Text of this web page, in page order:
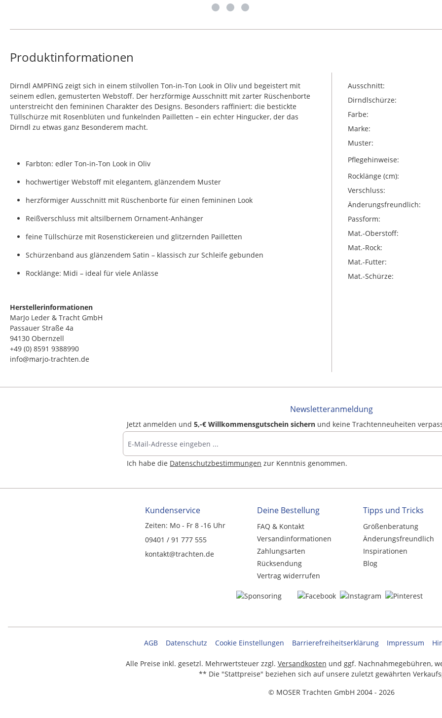
Produktinformationen
Dirndl AMPFING zeigt sich in einem stilvollen Ton-in-Ton Look in Oliv und begeistert mit
seinem edlen, gemusterten Webstoff. Der herzförmige Ausschnitt mit zarter Rüschenborte
unterstreicht den femininen Charakter des Designs. Besonders raffiniert: die bestickte
Tüllschürze mit Rosenblüten und funkelnden Pailletten – ein echter Hingucker, der das
Dirndl zu etwas ganz Besonderem macht.
Farbton: edler Ton-in-Ton Look in Oliv
hochwertiger Webstoff mit elegantem, glänzendem Muster
herzförmiger Ausschnitt mit Rüschenborte für einen femininen Look
Reißverschluss mit altsilbernem Ornament-Anhänger
feine Tüllschürze mit Rosenstickereien und glitzernden Pailletten
Schürzenband aus glänzendem Satin – klassisch zur Schleife gebunden
Rocklänge: Midi – ideal für viele Anlässe
Herstellerinformationen
MarJo Leder & Tracht GmbH
Passauer Straße 4a
94130 Obernzell
+49 (0) 8591 9388990
info@marjo-trachten.de
Ausschnitt:
Dirndlschürze:
Farbe:
Marke:
Muster:
Pflegehinweise:
Rocklänge (cm):
Verschluss:
Änderungsfreundlich:
Passform:
Mat.-Oberstoff:
Mat.-Rock:
Mat.-Futter:
Mat.-Schürze:
Newsletteranmeldung
Jetzt anmelden und5,-€ Willkommensgutschein sichern und keine Trachtenneuheiten
Ich habe die Datenschutzbestimmungen zur Kenntnis genommen.
Kundenservice
Zeiten: Mo - Fr 8 -16 Uhr
09401 / 91 777 555
kontakt@trachten.de
Deine Bestellung
FAQ & Kontakt
Versandinformationen
Zahlungsarten
Rücksendung
Vertrag widerrufen
Tipps und Tricks
Größenberatung
Änderungsfreundlich
Inspirationen
Blog
AGB Datenschutz Cookie Einstellungen Barrierefreiheitserklärung Impressum
Alle Preise inkl. gesetzl. Mehrwertsteuer zzgl. Versandkosten und ggf. Nachnahmegebühren,
** Die "Stattpreise" beziehen sich auf unsere zuletzt gewährten
© MOSER Trachten GmbH 2004 - 2026